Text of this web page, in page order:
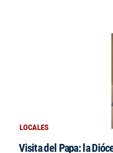
LOCALES
Visita del Papa: la